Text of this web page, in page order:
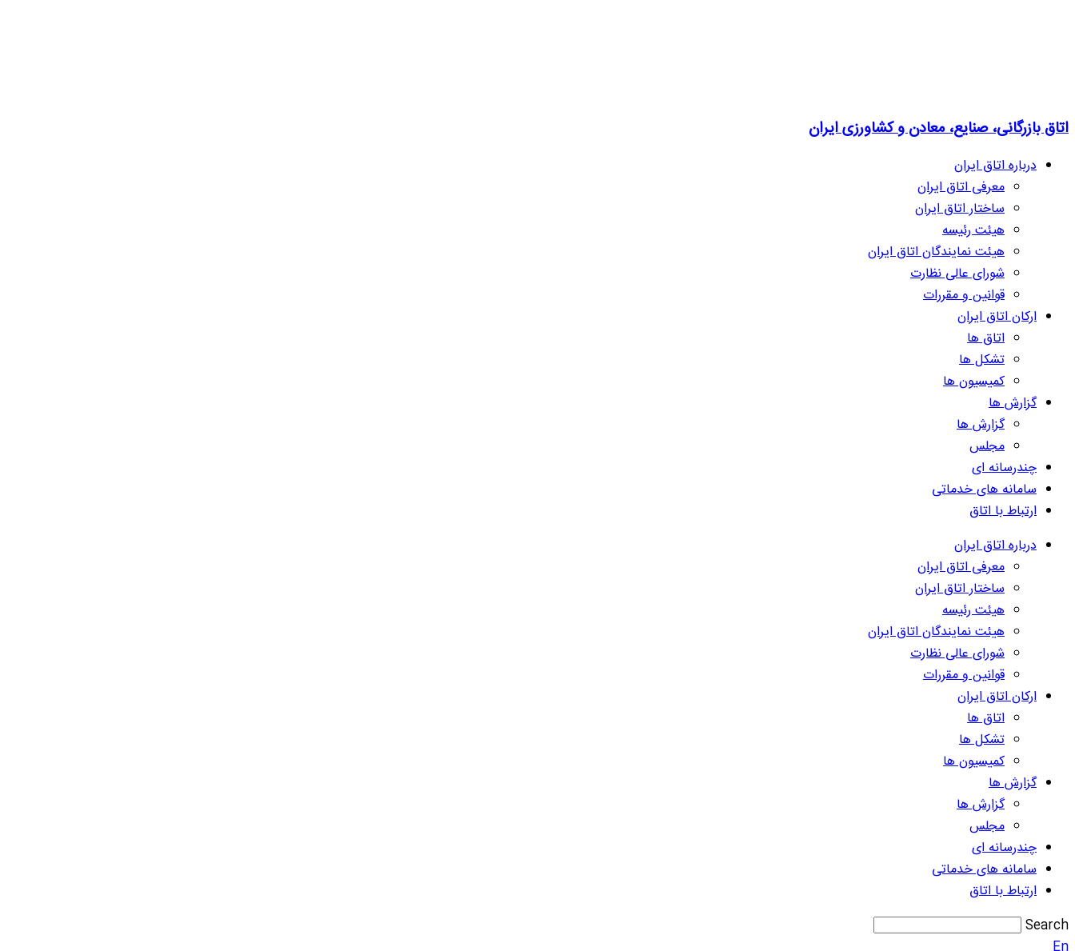
اتاق بازرگانی، صنایع، معادن و کشاورزی ایران
درباره اتاق ایران
معرفی اتاق ایران
ساختار اتاق ایران
هیئت رئیسه
هیئت نمایندگان اتاق ایران
شورای عالی نظارت
قوانین و مقررات
ارکان اتاق ایران
اتاق ها
تشکل ها
کمیسیون ها
گزارش ها
گزارش ها
مجلس
چندرسانه ای
سامانه های خدماتی
ارتباط با اتاق
درباره اتاق ایران
معرفی اتاق ایران
ساختار اتاق ایران
هیئت رئیسه
هیئت نمایندگان اتاق ایران
شورای عالی نظارت
قوانین و مقررات
ارکان اتاق ایران
اتاق ها
تشکل ها
کمیسیون ها
گزارش ها
گزارش ها
مجلس
چندرسانه ای
سامانه های خدماتی
ارتباط با اتاق
Search